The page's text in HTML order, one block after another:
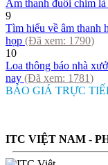
Âm thanh đuổi chim
9
Tìm hiểu về âm thanh
họp (Đã xem: 1790)
10
Loa thông báo nhà
nay (Đã xem: 1781)
BÁO GIÁ TRỰC
ITC VIỆT NAM -